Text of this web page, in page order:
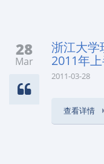
28
Mar
浙江大学
2011年
2011-03-28
查看详情